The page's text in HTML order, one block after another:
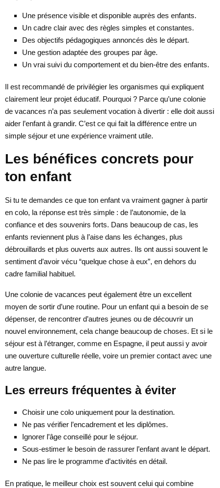
Une présence visible et disponible auprès des enfants.
Un cadre clair avec des règles simples et constantes.
Des objectifs pédagogiques annoncés dès le départ.
Une gestion adaptée des groupes par âge.
Un vrai suivi du comportement et du bien-être des enfants.
Il est recommandé de privilégier les organismes qui expliquent
clairement leur projet éducatif. Pourquoi ? Parce qu’une colonie
de vacances n’a pas seulement vocation à divertir : elle doit aussi
aider l’enfant à grandir. C’est ce qui fait la différence entre un
simple séjour et une expérience vraiment utile.
Les bénéfices concrets pour
ton enfant
Si tu te demandes ce que ton enfant va vraiment gagner à partir
en colo, la réponse est très simple : de l’autonomie, de la
confiance et des souvenirs forts. Dans beaucoup de cas, les
enfants reviennent plus à l’aise dans les échanges, plus
débrouillards et plus ouverts aux autres. Ils ont aussi souvent le
sentiment d’avoir vécu “quelque chose à eux”, en dehors du
cadre familial habituel.
Une colonie de vacances peut également être un excellent
moyen de sortir d’une routine. Pour un enfant qui a besoin de se
dépenser, de rencontrer d’autres jeunes ou de découvrir un
nouvel environnement, cela change beaucoup de choses. Et si le
séjour est à l’étranger, comme en Espagne, il peut aussi y avoir
une ouverture culturelle réelle, voire un premier contact avec une
autre langue.
Les erreurs fréquentes à éviter
Choisir une colo uniquement pour la destination.
Ne pas vérifier l’encadrement et les diplômes.
Ignorer l’âge conseillé pour le séjour.
Sous-estimer le besoin de rassurer l’enfant avant le départ.
Ne pas lire le programme d’activités en détail.
En pratique, le meilleur choix est souvent celui qui combine